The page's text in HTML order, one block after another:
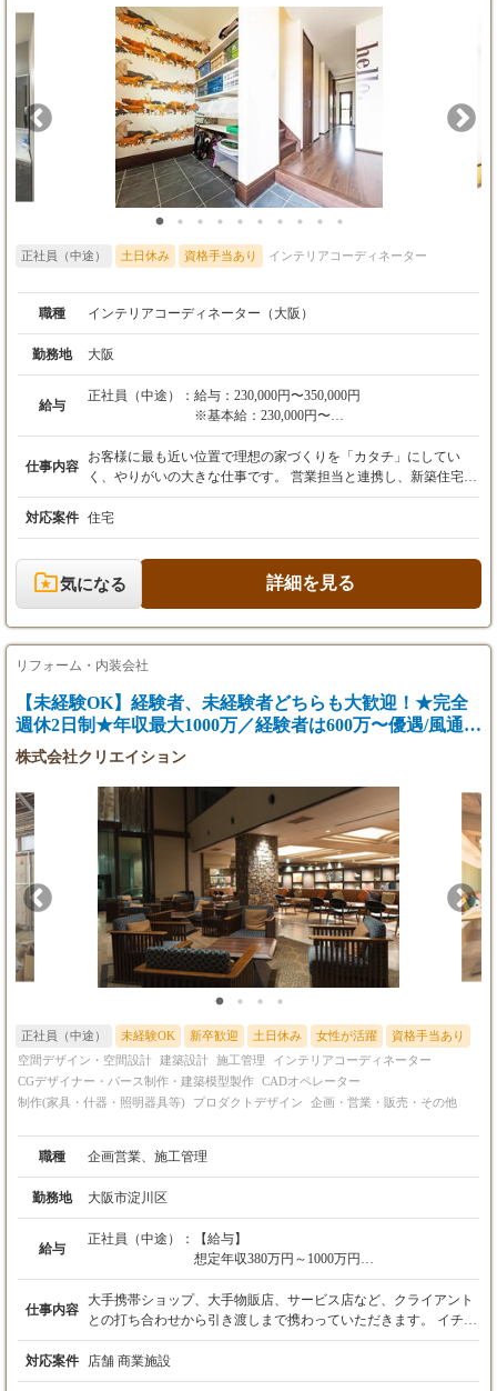
入社後の流れ・・・ 【できることから1つずつ！】 まずは先輩に
教えてもらいながら分からないことをちょっとずつ質問していき
ましょう。 すぐに成長できるので安心してください！ 【先輩の
サポートも】 お客様から信頼していただきたいと思った時に、先
輩にアドバイスを相談するとフィードバックをいただけます！ 10
年、20年と長く活躍できる環境――。 【社員ファースト】 お客
様に満足していただくためにはスタッフに楽しみながら働いても
らう必要があると考えている当社。 そのため、完全週休2日制/残
業月平均20～30時間程度など、働きやすい環境を整備していま
す。 オンオフのメリハリを付けながらワクワク働ける職場です！
正社員（中途） 土日休み 資格手当あり インテリアコーディネーター
職種 インテリアコーディネーター（大阪）
勤務地 大阪
給与
正社員（中途）： 給与：230,000円〜350,000円
※基本給：230,000円〜
※残業代は別途全額支給されます。
※インセンティブ等は金額に含まれず別途支給
されます。
680万円／入社6年（インセンティブ等含む）
540万円／入社5年（インセンティブ等含む）
420万円／入社6年（インセンティブ等含む）
仕事内容
お客様に最も近い位置で理想の家づくりを「カタチ」にしてい
く、やりがいの大きな仕事です。 営業担当と連携し、新築住宅の
外観・内装から設備機器に至るまで、お客様との仕様打ち合わせ
をトータルで担当します。 外観パースの依頼から、床材や壁紙、
照明といったインテリアの選定まで、お客様のこだわりや夢をヒ
アリングしながら、二人三脚で具体的なプランを練り上げていき
ます。 お客様の理想が詰まったプランが完成したら、施工管理、
現場監督、設計担当者など、次の工程を担うチームへ正確に情報
ていきます。 複数のお客様との打ち合わせを効率よく管理しなが
ら、細部までこだわり抜く責任感も求められますが、お客様の
「理想の家」が完成した時の感動は格別です。 ＜就業場所＞ ・
住まいづくり館 堺 大阪府堺市美原区黒山139番地2
対応案件 住宅
気になる 詳細を見る
リフォーム・内装会社
【未経験OK】経験者、未経験者どちらも大歓迎！★完全
週休2日制★年収最大1000万／経験者は600万〜優遇/風通し
抜群の環境でプロを目指す企画営業・施工管理
株式会社クリエイション
正社員（中途） 未経験OK 新卒歓迎 土日休み 女性が活躍
資格手当あり
空間デザイン・空間設計 建築設計 施工管理
インテリアコーディネーター
CGデザイナー・パース制作・建築模型製作 CADオペレーター
制作(家具・什器・照明器具等)
プロダクトデザイン 企画・営業・販売・その他
職種 企画営業、施工管理
勤務地 大阪市淀川区
給与
正社員（中途）：
【給与】
想定年収380万円～1000万円
月給30万円～80万円
※経験・スキルを考慮の上、決定します。
【諸手当】
・役職手当：10,000円～30,000円／月
仕事内容
大手携帯ショップ、大手物販店、サービス店など、クライアント
との打ち合わせから引き渡しまで携わっていただきます。 イチか
ら携わることでクライアントの理想をカタチにするまでを ワンス
トップで実現できる仕事です。 これまで培ってきた知識やスキル
を活かして活躍していくことはもちろん 新しいフィールドに挑戦
対応案件 店舗 商業施設